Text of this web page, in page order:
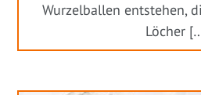
Wurzelballen entstehen,
Löcher